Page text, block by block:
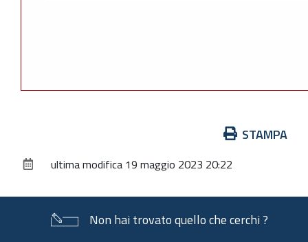
documento
STAMPA
ultima modifica 19 maggio 2023 20:22
Non hai trovato quello che cerchi ?